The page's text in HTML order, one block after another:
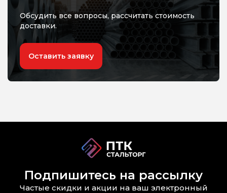
Обсудить все вопросы, рассчитать стоимость
доставки.
Оставить заявку
Подпишитесь на рассылку
Частые скидки и акции на ваш электронный